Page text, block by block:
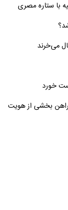
با ستاره مصری
می‌خرند
خورد
بخشی از هویت